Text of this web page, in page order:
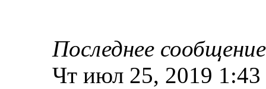
Последнее сообщение
Чт июл 25, 2019 1:43